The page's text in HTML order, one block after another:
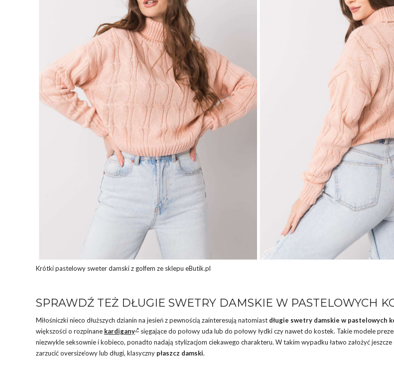
Krótki pastelowy sweter damski z golfem ze sklepu eButik.pl
SPRAWDŹ TEŻ DŁUGIE SWETRY DAMSKIE W PASTELOWYCH
Miłośniczki nieco dłuższych dzianin na jesień z pewnością zainteresują natomiast długie swetry damskie w pastelowych
większości o rozpinane kardigany
sięgające do połowy uda lub do połowy łydki czy nawet do kostek. Takie modele
niezwykle seksownie i kobieco, ponadto nadają stylizacjom ciekawego charakteru. W takim wypadku łatwo założyć
zarzucić oversize’owy lub długi, klasyczny płaszcz damski.